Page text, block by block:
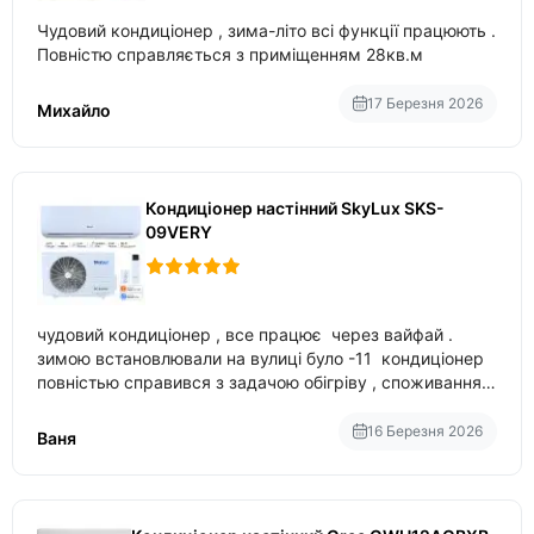
Чудовий кондиціонер , зима-літо всі функції працюють .
Повністю справляється з приміщенням 28кв.м
Михайло 17 Березня 2026
Кондиціонер настінний SkyLux SKS-
09VERY
чудовий кондиціонер , все працює через вайфай .
зимою встановлювали на вулиці було -11 кондиціонер
повністью справився з задачою обігріву , споживання
температури
Ваня 16 Березня 2026